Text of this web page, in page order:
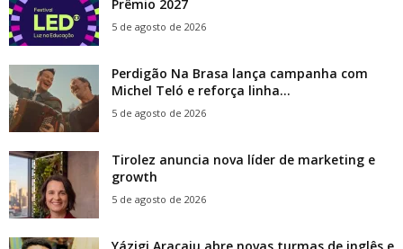
Prêmio 2027
5 de agosto de 2026
Perdigão Na Brasa lança campanha com
Michel Teló e reforça linha...
5 de agosto de 2026
Tirolez anuncia nova líder de marketing e
growth
5 de agosto de 2026